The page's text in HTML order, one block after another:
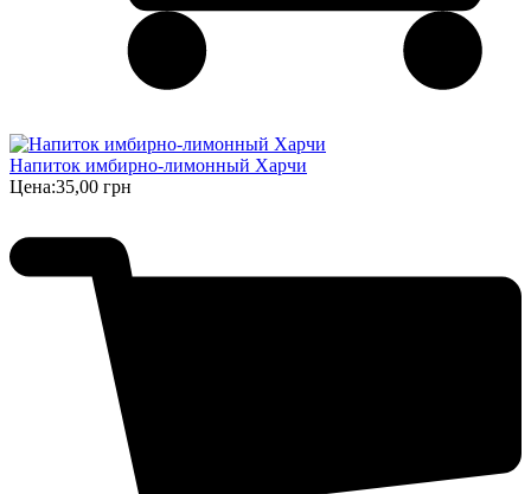
Напиток имбирно-лимонный Харчи
Цена:35,00 грн